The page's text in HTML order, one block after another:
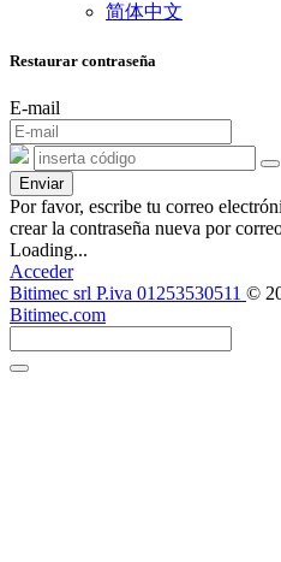
简体中文
Restaurar contraseña
E-mail
Enviar
Por favor, escribe tu correo
crear la contraseña nueva por
Loading...
Acceder
Bitimec srl P.iva 01253530511 ©
Bitimec.com